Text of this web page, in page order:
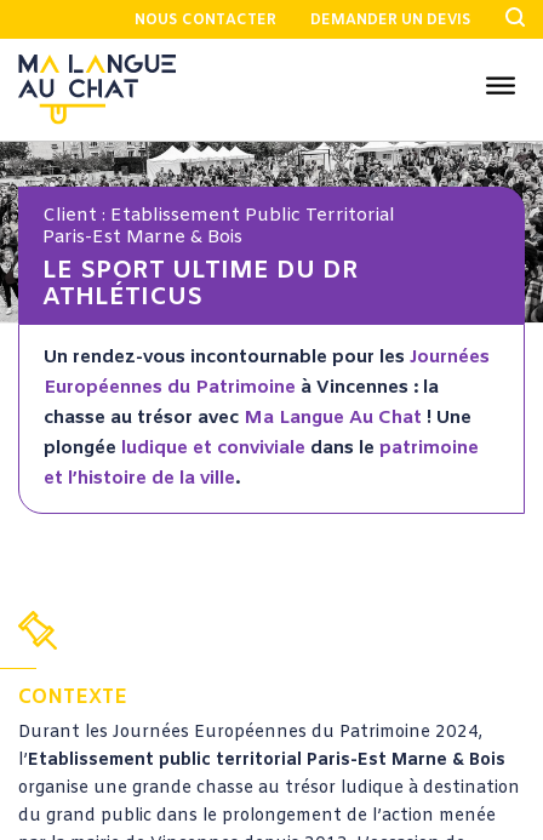
NOUS CONTACTER DEMANDER UN DEVIS
Client : Etablissement Public Territorial
Paris-Est Marne & Bois
LE SPORT ULTIME DU DR
ATHLÉTICUS
Un rendez-vous incontournable pour les Journées
Européennes du Patrimoine à Vincennes : la
chasse au trésor avec Ma Langue Au Chat ! Une
plongée ludique et conviviale dans le patrimoine
et l’histoire de la ville.
CONTEXTE
Durant les Journées Européennes du Patrimoine 2024,
l’Etablissement public territorial Paris-Est Marne & Bois
organise une grande chasse au trésor ludique à destination
du grand public dans le prolongement de l’action menée